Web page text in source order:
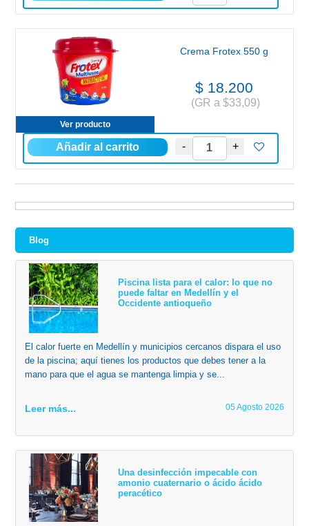
Ver producto
Crema Frotex 550 g
$ 18.200
(GR a $33,09)
Blog
Piscina lista para el calor: lo que no
puede faltar en Medellín y el
Occidente antioqueño
El calor fuerte en Medellín y municipios cercanos dispara el uso
de la piscina; aquí tienes los productos que debes tener a la
mano para que el agua se mantenga limpia y se...
Leer más... 05 Agosto 2026
Una desinfección impecable con
amonio cuaternario o ácido ácido
peracético